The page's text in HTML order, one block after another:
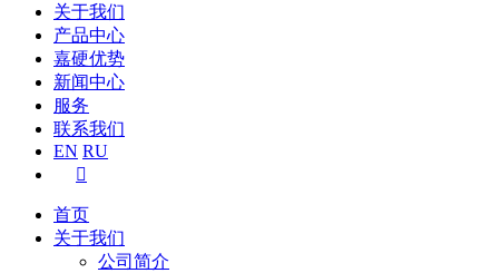
关于我们
产品中心
嘉硬优势
新闻中心
服务
联系我们
EN RU

首页
关于我们
公司简介